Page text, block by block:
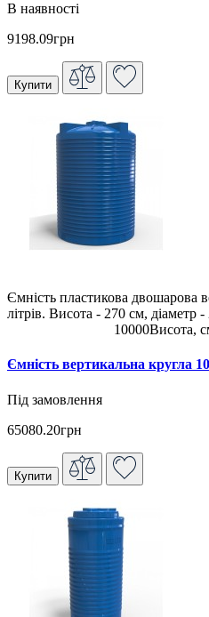
В наявності
9198.09грн
Купити
Ємність пластикова двошарова
літрів. Висота - 270 см,
10000Висота,
Ємність вертикальна кругла
Під замовлення
65080.20грн
Купити